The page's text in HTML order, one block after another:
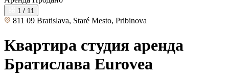
1 / 11
811 09 Bratislava, Staré Mesto, Pribinova
Квартира студия аренда
Братислава Eurovea